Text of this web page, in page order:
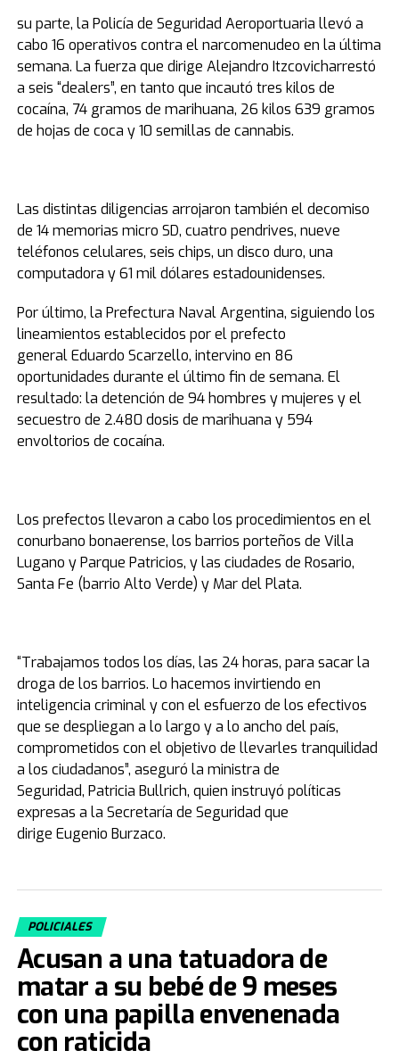
su parte, la Policía de Seguridad Aeroportuaria llevó a
cabo 16 operativos contra el narcomenudeo en la última
semana. La fuerza que dirige Alejandro Itzcovicharrestó
a seis “dealers”, en tanto que incautó tres kilos de
cocaína, 74 gramos de marihuana, 26 kilos 639 gramos
de hojas de coca y 10 semillas de cannabis.
Las distintas diligencias arrojaron también el decomiso
de 14 memorias micro SD, cuatro pendrives, nueve
teléfonos celulares, seis chips, un disco duro, una
computadora y 61 mil dólares estadounidenses.
Por último, la Prefectura Naval Argentina, siguiendo los
lineamientos establecidos por el prefecto
general Eduardo Scarzello, intervino en 86
oportunidades durante el último fin de semana. El
resultado: la detención de 94 hombres y mujeres y el
secuestro de 2.480 dosis de marihuana y 594
envoltorios de cocaína.
Los prefectos llevaron a cabo los procedimientos en el
conurbano bonaerense, los barrios porteños de Villa
Lugano y Parque Patricios, y las ciudades de Rosario,
Santa Fe (barrio Alto Verde) y Mar del Plata.
“Trabajamos todos los días, las 24 horas, para sacar la
droga de los barrios. Lo hacemos invirtiendo en
inteligencia criminal y con el esfuerzo de los efectivos
que se despliegan a lo largo y a lo ancho del país,
comprometidos con el objetivo de llevarles tranquilidad
a los ciudadanos”, aseguró la ministra de
Seguridad, Patricia Bullrich, quien instruyó políticas
expresas a la Secretaría de Seguridad que
dirige Eugenio Burzaco.
POLICIALES
Acusan a una tatuadora de
matar a su bebé de 9 meses
con una papilla envenenada
con raticida